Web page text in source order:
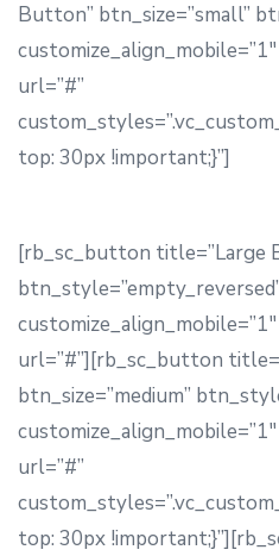
Button” btn_size=”small”
url=”#”
top: 30px !important;}”]
[rb_sc_button title=”Large
url=”#”][rb_sc_button
btn_size=”medium”
url=”#”
top: 30px